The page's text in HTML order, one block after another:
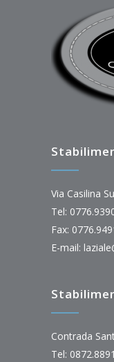
Via Casilina
Tel:
Fax:
E-mail:
Contrada
Tel: